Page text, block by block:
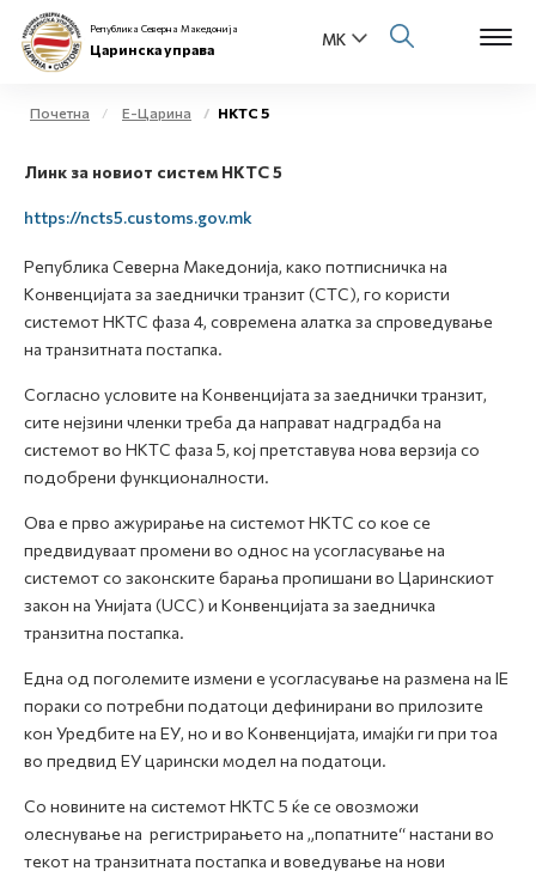
За нас
Физички лица
Бизнис заедница
Е-Царина
Open
Медиа центар
Контакт
Е-Весник
Република Северна Македонија
Царинска управа
Почетна Е-Царина НКТС 5
Линк за новиот систем НКТС 5
https://ncts5.customs.gov.mk
Република Северна Македонија, како потписничка на
Конвенцијата за заеднички транзит (CTC), го користи
системот НКТС фаза 4, современа алатка за спроведување
на транзитната постапка.
Согласно условите на Конвенцијата за заеднички транзит,
сите нејзини членки треба да направат надградба на
системот во НКТС фаза 5, кој претставува нова верзија со
подобрени функционалности.
Ова е прво ажурирање на системот НКТС со кое се
предвидуваат промени во однос на усогласување на
системот со законските барања пропишани во Царинскиот
закон на Унијата (UCC) и Конвенцијата за заедничка
транзитна постапка.
Една од поголемите измени е усогласување на размена на IE
пораки со потребни податоци дефинирани во прилозите
кон Уредбите на ЕУ, но и во Конвенцијата, имајќи ги при тоа
во предвид ЕУ царински модел на податоци.
Со новините на системот НКТС 5 ќе се овозможи
олеснување на регистрирањето на „попатните“ настани во
текот на транзитната постапка и воведување на нови